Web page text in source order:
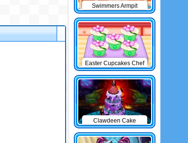
Swimmers Armpit
Easter Cupcakes Chef
Clawdeen Cake